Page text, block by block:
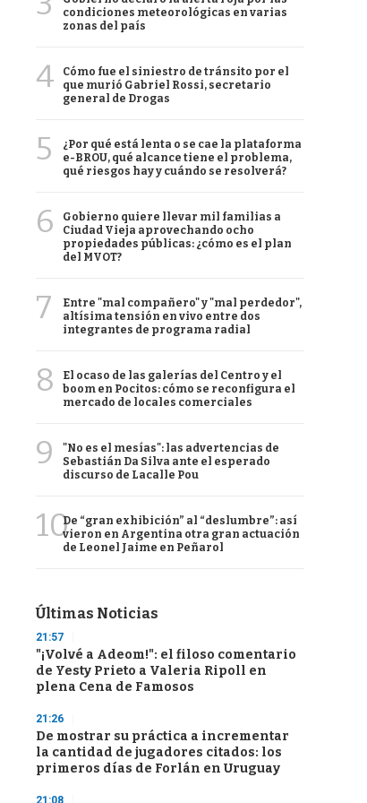
condiciones meteorológicas en varias
zonas del país
4
Cómo fue el siniestro de tránsito por el
que murió Gabriel Rossi, secretario
general de Drogas
5
¿Por qué está lenta o se cae la plataforma
e-BROU, qué alcance tiene el problema,
qué riesgos hay y cuándo se resolverá?
6
Gobierno quiere llevar mil familias a
Ciudad Vieja aprovechando ocho
propiedades públicas: ¿cómo es el plan
del MVOT?
7
Entre "mal compañero" y "mal perdedor",
altísima tensión en vivo entre dos
integrantes de programa radial
8
El ocaso de las galerías del Centro y el
boom en Pocitos: cómo se reconfigura el
mercado de locales comerciales
9
"No es el mesías": las advertencias de
Sebastián Da Silva ante el esperado
discurso de Lacalle Pou
10De “gran exhibición” al “deslumbre”: así
vieron en Argentina otra gran actuación
de Leonel Jaime en Peñarol
Últimas Noticias
21:57
"¡Volvé a Adeom!": el filoso comentario
de Yesty Prieto a Valeria Ripoll en
plena Cena de Famosos
21:26
De mostrar su práctica a incrementar
la cantidad de jugadores citados: los
primeros días de Forlán en Uruguay
21:08